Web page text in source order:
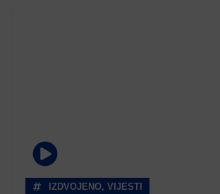
IZDVOJENO, VIJESTI